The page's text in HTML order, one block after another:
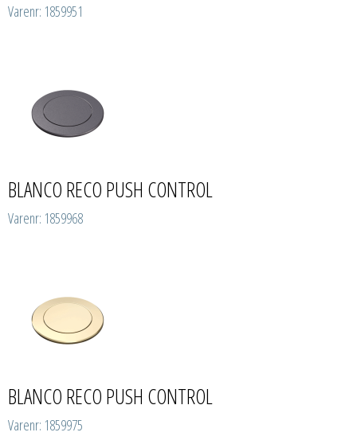
Varenr: 1859951
BLANCO RECO PUSH CONTROL
Varenr: 1859968
BLANCO RECO PUSH CONTROL
Varenr: 1859975